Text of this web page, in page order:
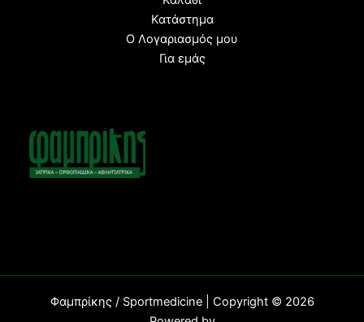
Κατάστημα
Ο Λογαριασμός μου
Για εμάς
Φαμπρίκης / Sportmedicine | Copyright © 2026